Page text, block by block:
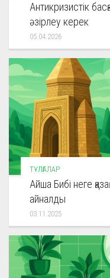
Антикризистік
әзірлеу керек
05.04.2026
ТҰЛҒАЛАР
Айша Бибі неге
айналды
03.11.2025